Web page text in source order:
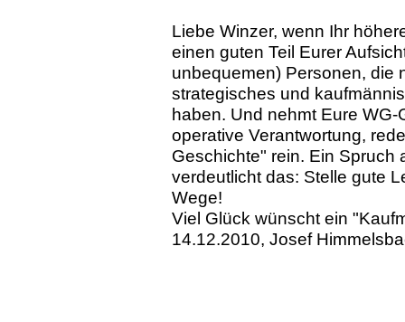
Liebe Winzer, wenn Ihr
einen guten Teil Eurer
unbequemen) Personen, die
strategisches und
haben. Und nehmt Eure
operative Verantwortung,
Geschichte" rein. Ein
verdeutlicht das: Stelle gute
Wege!
Viel Glück wünscht ein
14.12.2010, Josef